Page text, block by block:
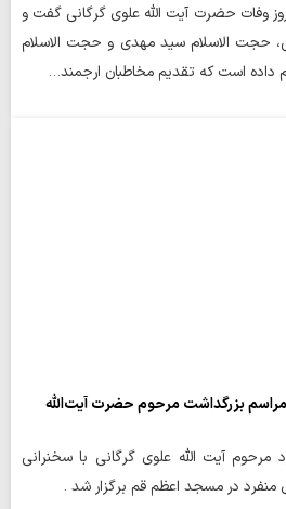
وفات حضرت آیت الله علوی گرگانی گفت و
حجت الاسلام سید مهدی و حجت الاسلام
است که تقدیم مخاطبان ارجمند…
بزرگداشت مرحوم حضرت آیت‌الله
مرحوم آیت الله علوی گرگانی با سخنرانی
در مسجد اعظم قم برگزار شد .